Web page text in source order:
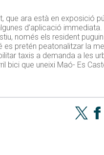
que ara està en exposició
d’aplicació
només els resident
es pretén peatonalitzar la
taxis a demanda a les
bici que uneixi Maó- Es